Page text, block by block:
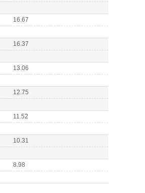
16.67
16.37
13.06
12.75
11.52
10.31
8.98